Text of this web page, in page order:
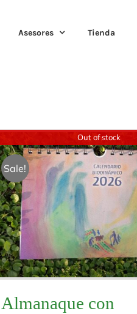
Asesores Tienda
Out of stock
Sale!
Almanaque con